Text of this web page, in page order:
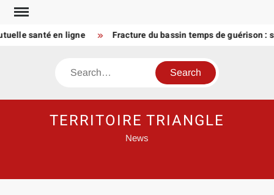
Skip
contentsanté en ligne Fracture du bassin temps de guérison :
Search
TERRITOIRE TRIANGLE
News